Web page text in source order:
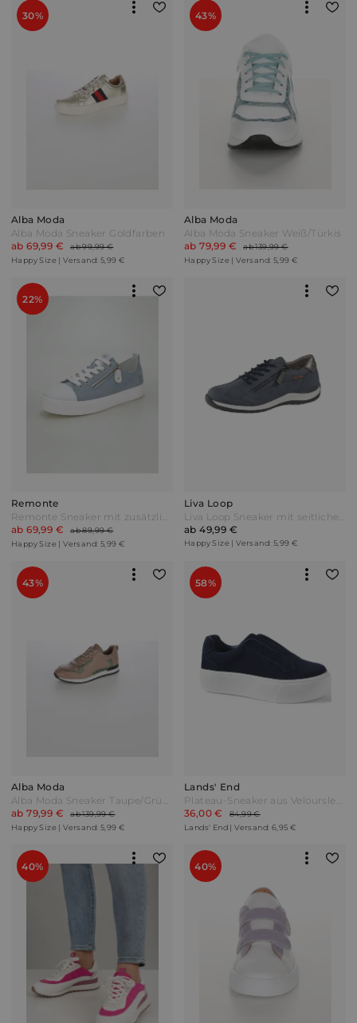
30%
Alba Moda
Alba Moda Sneaker Goldfarben
ab 69,99 €
ab 99,99 €
Happy Size | Versand: 5,99 €
43%
Alba Moda
Alba Moda Sneaker Weiß/Türkis
ab 79,99 €
ab 139,99 €
Happy Size | Versand: 5,99 €
22%
Remonte
Remonte Sneaker mit zusätzlichem Reißverschluss Hellblau/Weiß
ab 69,99 €
ab 89,99 €
Happy Size | Versand: 5,99 €
Liva Loop
Liva Loop Sneaker mit seitlichem Ristreißverschluss Blau
ab 49,99 €
Happy Size | Versand: 5,99 €
43%
Alba Moda
Alba Moda Sneaker Taupe/Grün/Metallic
ab 79,99 €
ab 139,99 €
Happy Size | Versand: 5,99 €
58%
Lands' End
Plateau-Sneaker aus Veloursleder Damen Blau by Lands' End
36,00 €
84,99 €
Lands' End | Versand: 6,95 €
40% 40%